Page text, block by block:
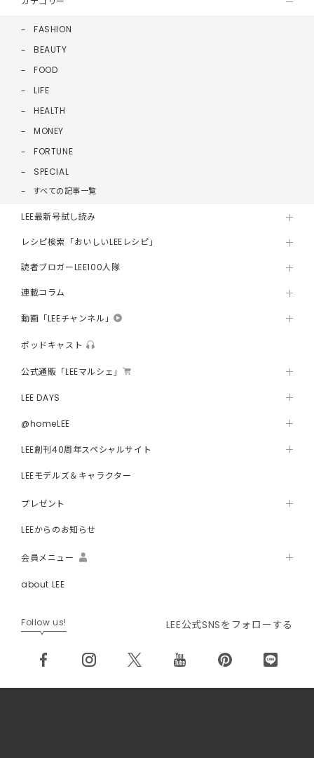
FASHION
BEAUTY
FOOD
LIFE
HEALTH
MONEY
FORTUNE
SPECIAL
すべての記事一覧
LEE最新号試し読み
レシピ検索「おいしいLEEレシピ」
読者ブロガーLEE100人隊
連載コラム
動画「LEEチャンネル」
ポッドキャスト
公式通販「LEEマルシェ」
LEE DAYS
@homeLEE
LEE創刊40周年スペシャルサイト
LEEモデルズ＆キャラクター
プレゼント
LEEからのお知らせ
会員メニュー
about LEE
Follow us! LEE公式SNSをフォローする